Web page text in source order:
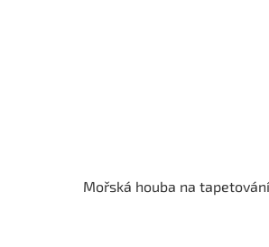
Mořská houba na